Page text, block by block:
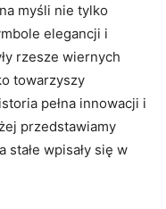
‍myśli nie tylko
elegancji⁤ i
rzesze wiernych
towarzyszy
pełna innowacji i⁣
przedstawiamy
wpisały się w